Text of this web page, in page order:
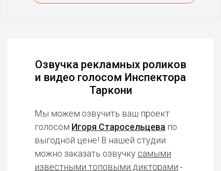
Озвучка рекламных роликов
и видео голосом Инспектора
Таркони
Мы можем озвучить ваш проект
голосом Игоря Старосельцева по
выгодной цене! В нашей студии
можно заказать озвучку самыми
известными топовыми дикторами -